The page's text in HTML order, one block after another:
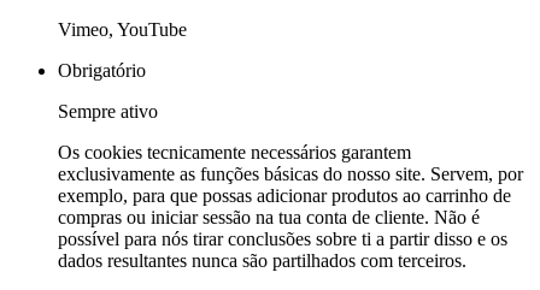
Vimeo, YouTube
Obrigatório
Sempre ativo
Os cookies tecnicamente necessários garantem
exclusivamente as funções básicas do nosso site. Servem, por
exemplo, para que possas adicionar produtos ao carrinho de
compras ou iniciar sessão na tua conta de cliente. Não é
possível para nós tirar conclusões sobre ti a partir disso e os
dados resultantes nunca são partilhados com terceiros.